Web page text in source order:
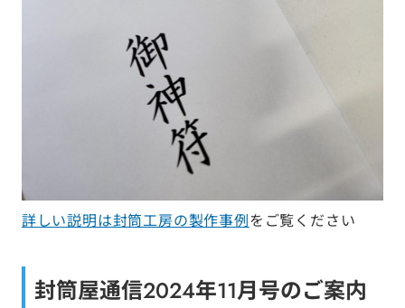
詳しい説明は封筒工房の製作事例をご覧ください
封筒屋通信2024年11月号のご案内